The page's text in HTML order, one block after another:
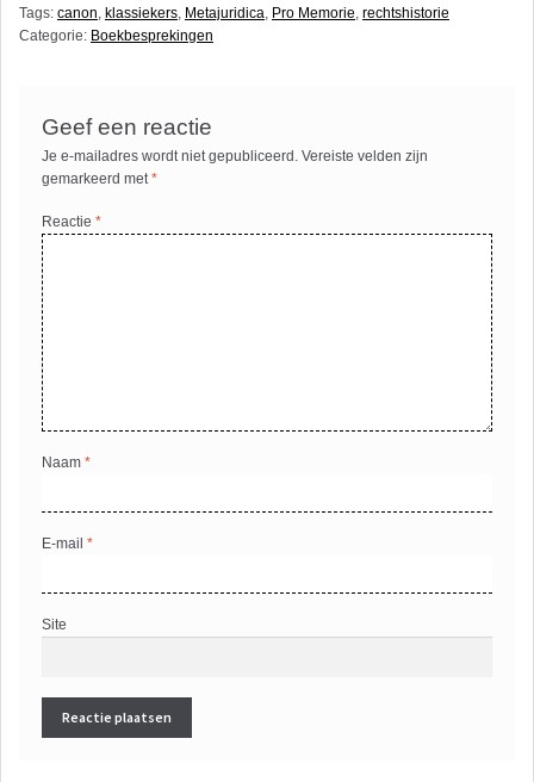
Tags: canon, klassiekers, Metajuridica, Pro Memorie, rechtshistorie
Categorie: Boekbesprekingen
Geef een reactie
Je e-mailadres wordt niet gepubliceerd. Vereiste velden zijn
gemarkeerd met*
Reactie*
Naam*
E-mail*
Site